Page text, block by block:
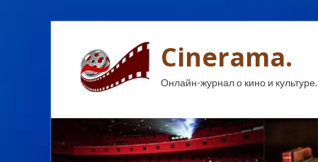
Cinerama.
Онлайн-журнал о кино и культуре.